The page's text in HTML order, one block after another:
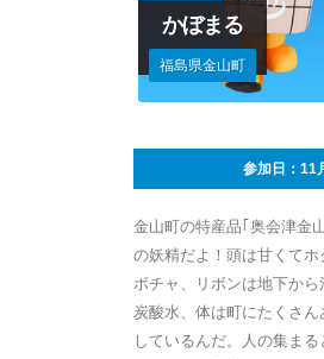
かぼまる
福島県金山町
参加日：11
金山町の特産品｢奥会津金
の妖精だよ！頭は甘くてホ
ボチャ、リボンは地下から
炭酸水、体は町にたくさん
しているんだ。人の集まる